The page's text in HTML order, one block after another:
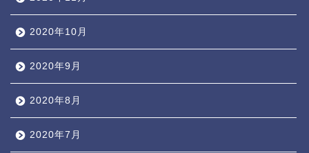
2020年10月
2020年9月
2020年8月
2020年7月